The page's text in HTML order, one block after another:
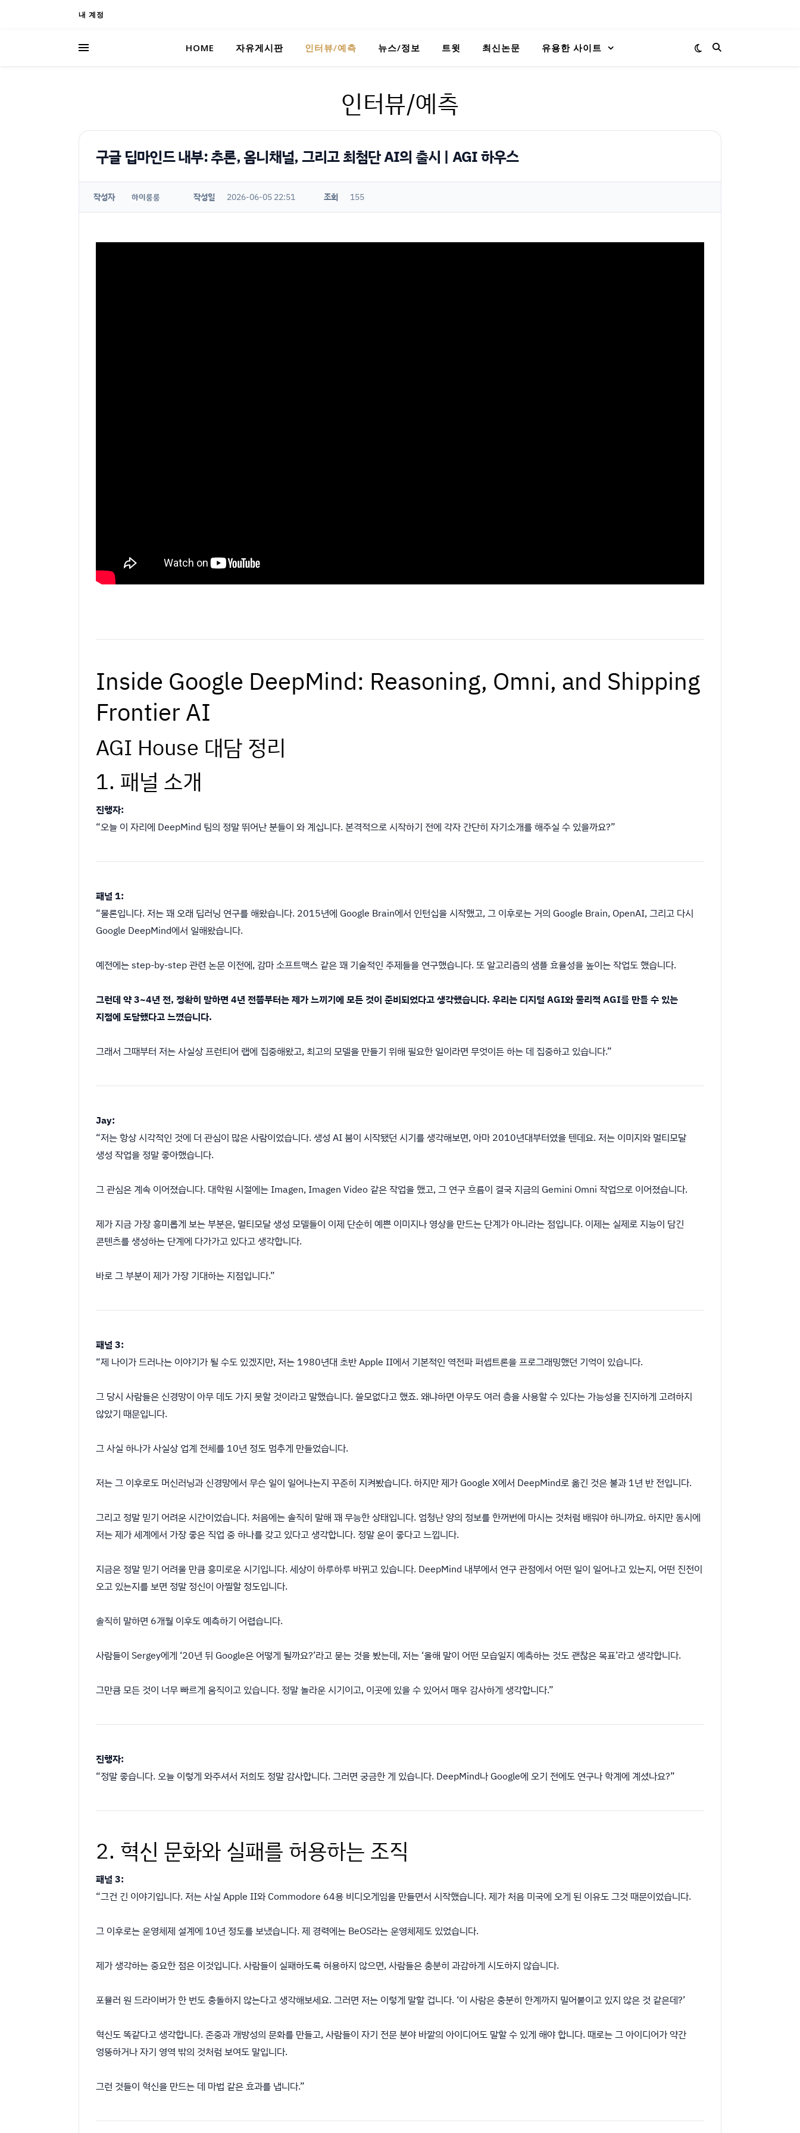
내 계정
HOME 자유게시판 인터뷰/예측 뉴스/정보 트윗 최신논문 유용한 사이트
인터뷰/예측
구글 딥마인드 내부: 추론, 옴니채널, 그리고 최첨단 AI의 출시 | AGI 하우스
작성자 하이룽룽 작성일 2026-06-05 22:51 조회 155
Inside Google DeepMind: Reasoning, Omni, and Shipping
Frontier AI
AGI House 대담 정리
1. 패널 소개
진행자:
“오늘 이 자리에 DeepMind 팀의 정말 뛰어난 분들이 와 계십니다. 본격적으로 시작하기 전에 각자 간단히 자기소개를 해주실 수 있을까요?”
패널 1:
“물론입니다. 저는 꽤 오래 딥러닝 연구를 해왔습니다. 2015년에 Google Brain에서 인턴십을 시작했고, 그 이후로는 거의 Google Brain, OpenAI, 그리고 다시
Google DeepMind에서 일해왔습니다.
예전에는 step-by-step 관련 논문 이전에, 감마 소프트맥스 같은 꽤 기술적인 주제들을 연구했습니다. 또 알고리즘의 샘플 효율성을 높이는 작업도 했습니다.
그런데 약 3~4년 전, 정확히 말하면 4년 전쯤부터는 제가 느끼기에 모든 것이 준비되었다고 생각했습니다. 우리는 디지털 AGI와 물리적 AGI를 만들 수 있는
지점에 도달했다고 느꼈습니다.
그래서 그때부터 저는 사실상 프런티어 랩에 집중해왔고, 최고의 모델을 만들기 위해 필요한 일이라면 무엇이든 하는 데 집중하고 있습니다.”
Jay:
“저는 항상 시각적인 것에 더 관심이 많은 사람이었습니다. 생성 AI 붐이 시작됐던 시기를 생각해보면, 아마 2010년대부터였을 텐데요. 저는 이미지와 멀티모달
생성 작업을 정말 좋아했습니다.
그 관심은 계속 이어졌습니다. 대학원 시절에는 Imagen, Imagen Video 같은 작업을 했고, 그 연구 흐름이 결국 지금의 Gemini Omni 작업으로 이어졌습니다.
제가 지금 가장 흥미롭게 보는 부분은, 멀티모달 생성 모델들이 이제 단순히 예쁜 이미지나 영상을 만드는 단계가 아니라는 점입니다. 이제는 실제로 지능이 담긴
콘텐츠를 생성하는 단계에 다가가고 있다고 생각합니다.
바로 그 부분이 제가 가장 기대하는 지점입니다.”
패널 3:
“제 나이가 드러나는 이야기가 될 수도 있겠지만, 저는 1980년대 초반 Apple II에서 기본적인 역전파 퍼셉트론을 프로그래밍했던 기억이 있습니다.
그 당시 사람들은 신경망이 아무 데도 가지 못할 것이라고 말했습니다. 쓸모없다고 했죠. 왜냐하면 아무도 여러 층을 사용할 수 있다는 가능성을 진지하게 고려하지
않았기 때문입니다.
그 사실 하나가 사실상 업계 전체를 10년 정도 멈추게 만들었습니다.
저는 그 이후로도 머신러닝과 신경망에서 무슨 일이 일어나는지 꾸준히 지켜봤습니다. 하지만 제가 Google X에서 DeepMind로 옮긴 것은 불과 1년 반 전입니다.
그리고 정말 믿기 어려운 시간이었습니다. 처음에는 솔직히 말해 꽤 무능한 상태입니다. 엄청난 양의 정보를 한꺼번에 마시는 것처럼 배워야 하니까요. 하지만 동시에
저는 제가 세계에서 가장 좋은 직업 중 하나를 갖고 있다고 생각합니다. 정말 운이 좋다고 느낍니다.
지금은 정말 믿기 어려울 만큼 흥미로운 시기입니다. 세상이 하루하루 바뀌고 있습니다. DeepMind 내부에서 연구 관점에서 어떤 일이 일어나고 있는지, 어떤 진전이
오고 있는지를 보면 정말 정신이 아찔할 정도입니다.
솔직히 말하면 6개월 이후도 예측하기 어렵습니다.
사람들이 Sergey에게 ‘20년 뒤 Google은 어떻게 될까요?’라고 묻는 것을 봤는데, 저는 ‘올해 말이 어떤 모습일지 예측하는 것도 괜찮은 목표’라고 생각합니다.
그만큼 모든 것이 너무 빠르게 움직이고 있습니다. 정말 놀라운 시기이고, 이곳에 있을 수 있어서 매우 감사하게 생각합니다.”
진행자:
“정말 좋습니다. 오늘 이렇게 와주셔서 저희도 정말 감사합니다. 그러면 궁금한 게 있습니다. DeepMind나 Google에 오기 전에도 연구나 학계에 계셨나요?”
2. 혁신 문화와 실패를 허용하는 조직
패널 3:
“그건 긴 이야기입니다. 저는 사실 Apple II와 Commodore 64용 비디오게임을 만들면서 시작했습니다. 제가 처음 미국에 오게 된 이유도 그것 때문이었습니다.
그 이후로는 운영체제 설계에 10년 정도를 보냈습니다. 제 경력에는 BeOS라는 운영체제도 있었습니다.
제가 생각하는 중요한 점은 이것입니다. 사람들이 실패하도록 허용하지 않으면, 사람들은 충분히 과감하게 시도하지 않습니다.
포뮬러 원 드라이버가 한 번도 충돌하지 않는다고 생각해보세요. 그러면 저는 이렇게 말할 겁니다. ‘이 사람은 충분히 한계까지 밀어붙이고 있지 않은 것 같은데?’
혁신도 똑같다고 생각합니다. 존중과 개방성의 문화를 만들고, 사람들이 자기 전문 분야 바깥의 아이디어도 말할 수 있게 해야 합니다. 때로는 그 아이디어가 약간
엉뚱하거나 자기 영역 밖의 것처럼 보여도 말입니다.
그런 것들이 혁신을 만드는 데 마법 같은 효과를 냅니다.”